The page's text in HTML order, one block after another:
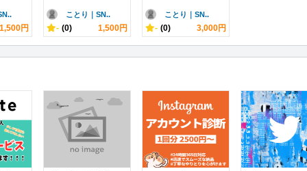
1,500円
ことり｜SN..
- (0) 1,500円
ことり｜SN..
- (0) 3,000円